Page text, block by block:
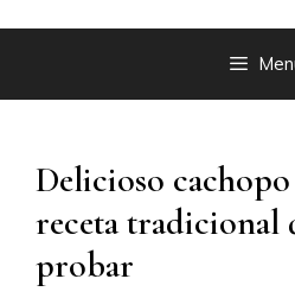
Delicioso
receta tradicional
probar